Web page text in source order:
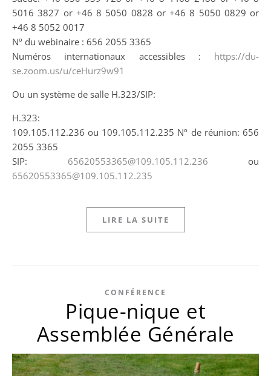
5016 3827 or +46 8 5050 0828 or +46 8 5050 0829 or
+46 8 5052 0017
Nº du webinaire : 656 2055 3365
Numéros internationaux accessibles : https://du-
se.zoom.us/u/ceHurz9w91
Ou un système de salle H.323/SIP:
H.323:
109.105.112.236 ou 109.105.112.235 Nº de réunion: 656
2055 3365
SIP: 65620553365@109.105.112.236 ou
65620553365@109.105.112.235
LIRE LA SUITE
CONFÉRENCE
Pique-nique et
Assemblée Générale